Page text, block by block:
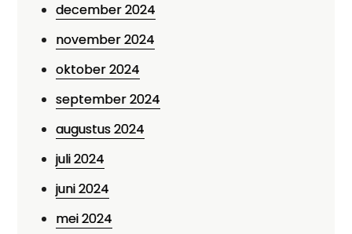
december 2024
november 2024
oktober 2024
september 2024
augustus 2024
juli 2024
juni 2024
mei 2024